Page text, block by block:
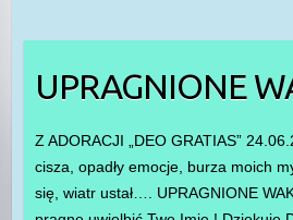
UPRAGNIONE
Z ADORACJI „DEO GRATIAS”
cisza, opadły emocje, burza moich
się, wiatr ustał…. UPRAGNIONE